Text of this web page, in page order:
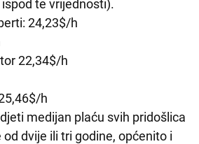
te vrijednosti).
24,23$/h
22,34$/h
h
medijan plaću svih pridošlica
dvije ili tri godine, općenito i